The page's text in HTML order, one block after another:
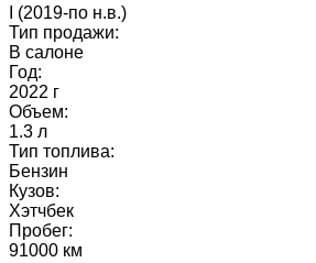
I (2019-по н.в.)
Тип продажи:
В салоне
Год:
2022 г
Объем:
1.3 л
Тип топлива:
Бензин
Кузов:
Хэтчбек
Пробег:
91000 км